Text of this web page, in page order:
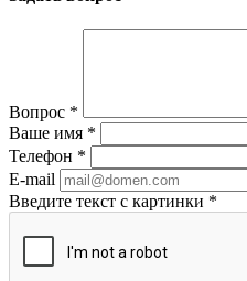
Вопрос *
Ваше имя *
Телефон *
E-mail
Введите текст с картинки *